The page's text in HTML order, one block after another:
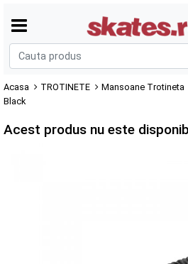
Acasa TROTINETE Mansoane Trotineta
Black
Acest produs nu este